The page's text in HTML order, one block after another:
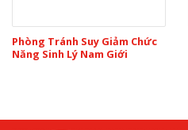
Phòng Tránh Suy Giảm Chức
Năng Sinh Lý Nam Giới